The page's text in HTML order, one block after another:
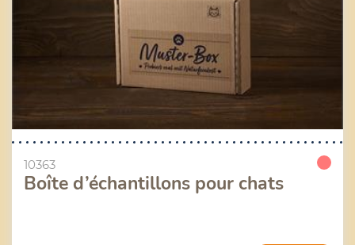
10363
Boîte d’échantillons pour chats